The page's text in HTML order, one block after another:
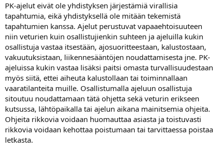
PK-ajelut eivät ole yhdistyksen järjestämiä virallisia
tapahtumia, eikä yhdistyksellä ole mitään tekemistä
tapahtumien kanssa. Ajelut perustuvat vapaaehtoisuuteen
niin veturien kuin osallistujienkin suhteen ja ajeluilla kukin
osallistuja vastaa itsestään, ajosuoritteestaan, kalustostaan,
vakuutuksistaan, liikennesääntöjen noudattamisesta jne. PK-
ajeluissa kukin vastaa lisäksi paitsi omasta turvallisuudestaan
myös siitä, ettei aiheuta kalustollaan tai toiminnallaan
vaaratilanteita muille. Osallistumalla ajeluun osallistuja
sitoutuu noudattamaan tätä ohjetta sekä veturin erikseen
kutsussa, lähtöpaikalla tai ajelun aikana mainitsemia ohjeita.
Ohjeita rikkovia voidaan huomauttaa asiasta ja toistuvasti
rikkovia voidaan kehottaa poistumaan tai tarvittaessa poistaa
letkasta.